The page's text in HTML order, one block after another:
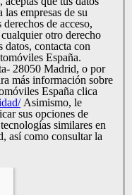
empresas de su
de acceso,
otro derecho
datos, contacta con
España.
28050 Madrid, o por
más información sobre
España clica
Asimismo, le
sus opciones de
similares en
así como consultar la